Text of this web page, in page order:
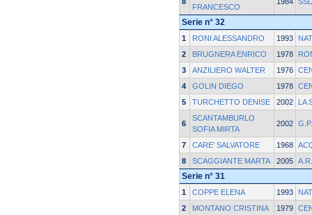
FRANCESCO
Serie n° 32
1 RONI ALESSANDRO 1993
2
BRUGNERA ENRICO 1978
3
ANZILIERO WALTER 1976
4
GOLIN DIEGO 1978
5
TURCHETTO DENISE 2002 LA
6
SCANTAMBURLO
SOFIA MIRTA
2002
7 CARE' SALVATORE 1968
8
SCAGGIANTE MARTA 2005
Serie n° 31
1 COPPE ELENA 1993
2
MONTANO CRISTINA 1979